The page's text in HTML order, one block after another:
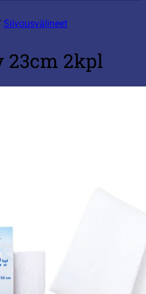
Siivousvälineet
23cm 2kpl